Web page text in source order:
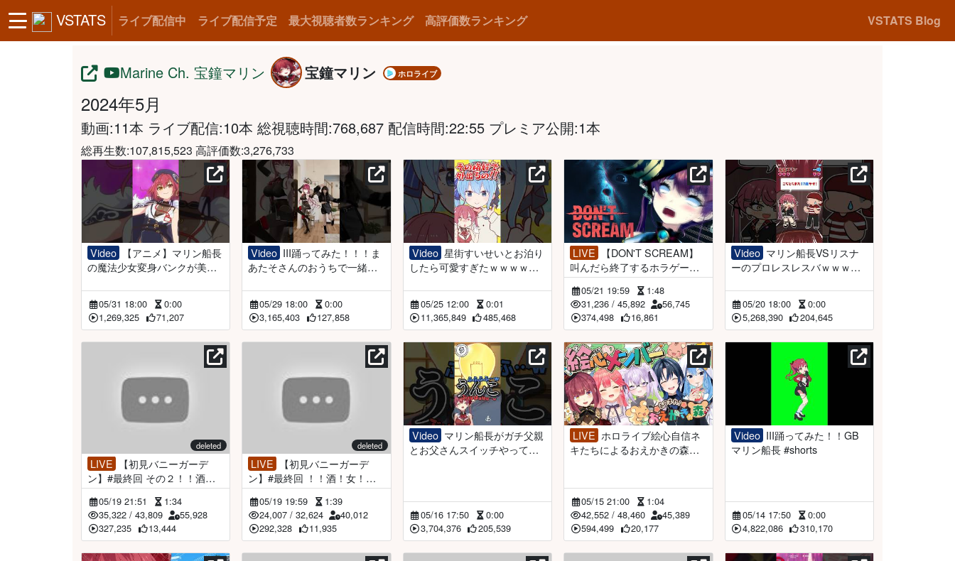
VSTATS ライブ配信中 ライブ配信予定 最大視聴者数ランキング 高評価数ランキング VSTATS Blog
Marine Ch. 宝鐘マリン 宝鐘マリン ホロライブ
2024年5月
動画:11本 ライブ配信:10本 総視聴時間:768,687 配信時間:22:55 プレミア公開:1本
総再生数:107,815,523 高評価数:3,276,733
Video
の魔法少女変身バンクが美し
チ】#shorts
05/31 18:00
0:00
1,269,325
71,207
Video
あたそさんのおうちで一緒に♪
05/29 18:00
0:00
3,165,403
127,858
Video
したら可愛すぎたｗｗｗｗｗ
05/25 12:00
0:01
11,365,849
485,468
LIVE
叫んだら終了するホラゲーを
クリアする【ホロライブ/宝鐘
マリン】
05/21 19:59
1:48
31,236 /45,892
56,745
374,498
16,861
Video
ーのプロレスレスバｗｗｗｗ
05/20 18:00
0:00
5,268,390
204,645
deleted
LIVE
ン】#最終回 その２！！酒！
女！金 【ホロライブ/宝鐘マリ
ン＆アンジュ・カトリーナ】※
ネタバレあり※
05/19 21:51
1:34
35,322 / 43,809
55,928
327,235
13,444
deleted
LIVE
ン】#最終回 ！！酒！女！金
【ホロライブ/宝鐘マリン＆ア
ンジュ・カトリーナ】※ネタバ
レあり※
05/19 19:59
1:39
24,007 /32,624
40,012
292,328
11,935
Video
とお父さんスイッチやってみ
05/16 17:50
0:00
3,704,376
205,539
LIVE ホロライブ絵心自信ネ
キたちによるおえかきの森
05/15 21:00
1:04
42,552 /48,460
45,389
594,499
20,177
Video
マリン船長 #shorts
05/14 17:50
0:00
4,822,086
310,170